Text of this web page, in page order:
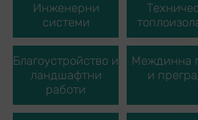
Инженерни
системи
Благоустройство и
ландшафтни
работи
Междинна
и